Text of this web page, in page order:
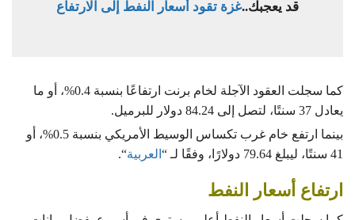
قد يعجبك..غزة تقود أسعار النفط إلى الارتفاع
كما سجلت العقود الآجلة لخام برنت ارتفاعًا بنسبة 0.4%، أو ما
يعادل 37 سنتًا، لتصل إلى 84.24 دولار للبرميل.
بينما ارتفع خام غرب تكساس الوسيط الأمريكي بنسبة 0.5%، أو
41 سنتًا، ليبلغ 79.64 دولارًا، وفقًا لـ “
العربية“.
ارتفاع أسعار النفط